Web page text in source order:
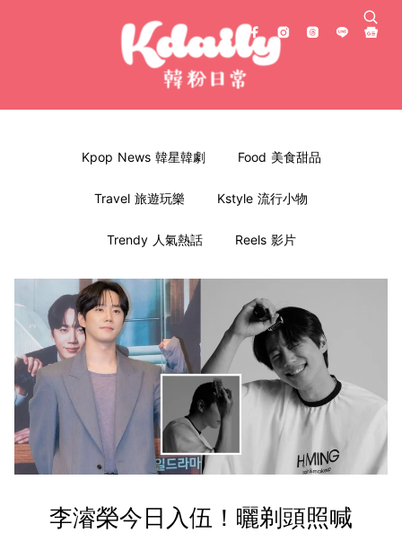
Kpop News 韓星韓劇 Food 美食甜品
Travel 旅遊玩樂 Kstyle 流行小物
Trendy 人氣熱話 Reels 影片
李濬榮今日入伍！曬剃頭照喊